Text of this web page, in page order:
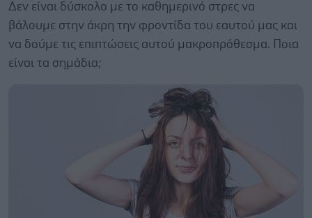
Δεν είναι δύσκολο με το καθημερινό στρες να
βάλουμε στην άκρη την φροντίδα του εαυτού μας και
να δούμε τις επιπτώσεις αυτού μακροπρόθεσμα. Ποια
είναι τα σημάδια;